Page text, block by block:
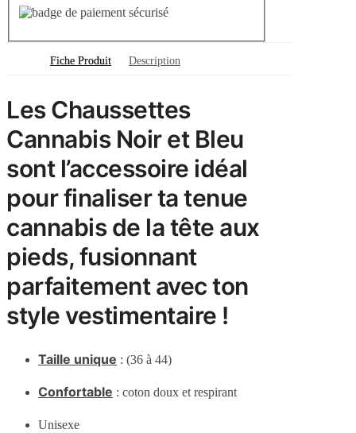
Fiche Produit Description
Les Chaussettes
Cannabis Noir et Bleu
sont l’accessoire idéal
pour finaliser ta tenue
cannabis de la tête aux
pieds, fusionnant
parfaitement avec ton
style vestimentaire !
Taille unique : (36 à 44)
Confortable : coton doux et respirant
Unisexe